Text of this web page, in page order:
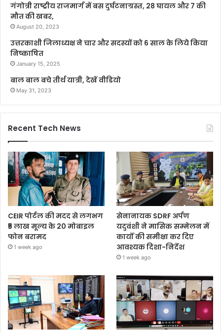
गंगोत्री राष्ट्रीय राजमार्ग में बस दुर्घटनाग्रस्त, 28 घायल और 7 की
मौत की खबर,
August 20, 2023
उत्तरकाशी जिलाध्यक्ष ने चार और सदस्यों को 6 साल के लिये किया
निष्काषित
January 15, 2025
बाल बाल बचे तीर्थ यात्री, देखें वीडियो
May 31, 2023
Recent Tech News
CEIR पोर्टल की मदद से लगभग
₹5 लाख मूल्य के 20 मोबाइल
फोन बरामद
1 week ago
सेनानायक SDRF अर्पण
यदुवंशी ने मासिक सम्मेलन में
कार्यों की समीक्षा कर दिए
आवश्यक दिशा-निर्देश
1 week ago